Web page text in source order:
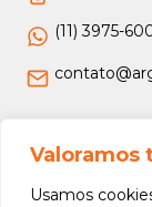
Valoramos
Usamos
(11) 3975-
Jurídico
Termos e